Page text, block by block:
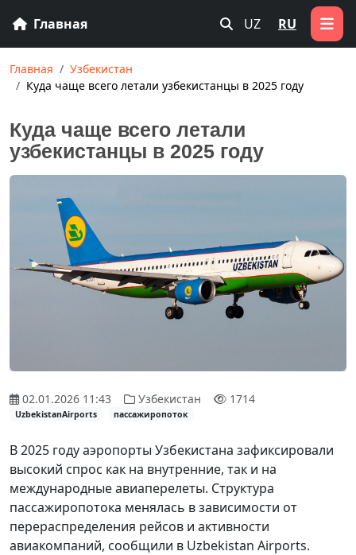
Главная UZ RU
Главная
Узбекистан
Куда чаще всего летали узбекистанцы в 2025 году
Куда чаще всего летали
узбекистанцы в 2025 году
02.01.2026 11:43 Узбекистан 1714
UzbekistanAirports пассажиропоток
В 2025 году аэропорты Узбекистана зафиксировали
высокий спрос как на внутренние, так и на
международные авиаперелеты. Структура
пассажиропотока менялась в зависимости от
перераспределения рейсов и активности
авиакомпаний, сообщили в Uzbekistan Airports.